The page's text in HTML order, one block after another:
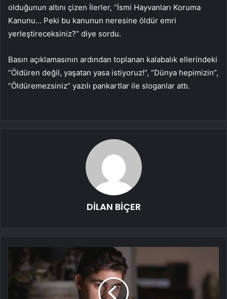
olduğunun altını çizen İlerler, “İsmi Hayvanları Koruma
Kanunu… Peki bu kanunun neresine öldür emri
yerleştireceksiniz?” diye sordu.
Basın açıklamasının ardından toplanan kalabalık ellerindeki
“Öldüren değil, yaşatan yasa istiyoruz!”, “Dünya hepimizin”,
“Öldüremezsiniz” yazılı pankartlar ile sloganlar attı.
DİLAN BİÇER